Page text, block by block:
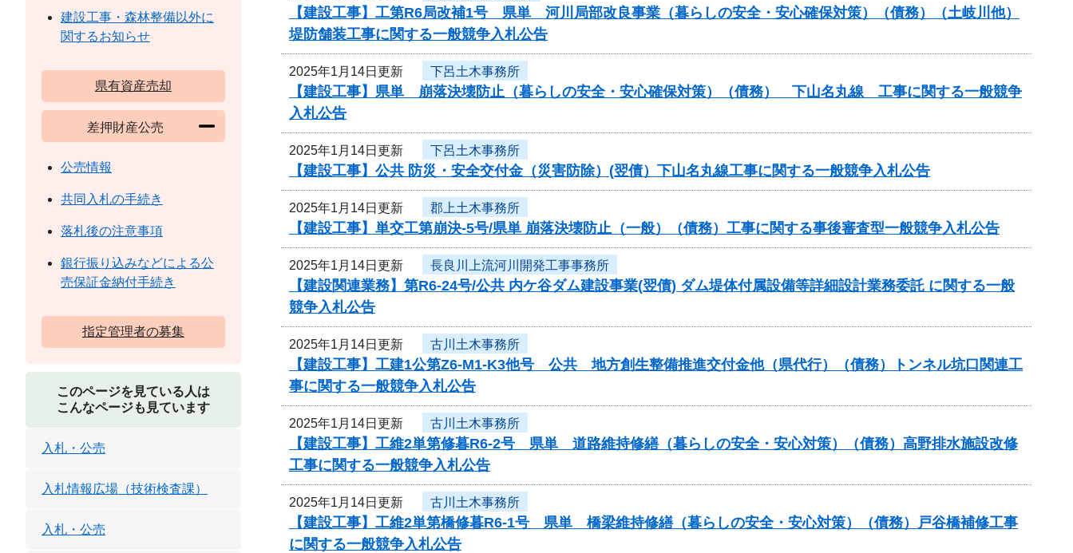
【建設工事】工第R6局改補1号 県単 河川局部改良事業（暮らしの安全・安心確保対策）（債務）（土岐川他）
堤防舗装工事に関する一般競争入札公告
2025年1月14日更新 下呂土木事務所
【建設工事】県単 崩落決壊防止（暮らしの安全・安心確保対策）（債務） 下山名丸線 工事に関する一般競争
入札公告
2025年1月14日更新 下呂土木事務所
【建設工事】公共 防災・安全交付金（災害防除）(翌債）下山名丸線工事に関する一般競争入札公告
2025年1月14日更新 郡上土木事務所
【建設工事】単交工第崩決-5号/県単 崩落決壊防止（一般）（債務）工事に関する事後審査型一般競争入札公告
2025年1月14日更新 長良川上流河川開発工事事務所
【建設関連業務】第R6-24号/公共 内ケ谷ダム建設事業(翌債) ダム堤体付属設備等詳細設計業務委託 に関する一般
競争入札公告
2025年1月14日更新 古川土木事務所
【建設工事】工建1公第Z6-M1-K3他号 公共 地方創生整備推進交付金他（県代行）（債務）トンネル坑口関連工
事に関する一般競争入札公告
2025年1月14日更新 古川土木事務所
【建設工事】工維2単第修暮R6-2号 県単 道路維持修繕（暮らしの安全・安心対策）（債務）高野排水施設改修
工事に関する一般競争入札公告
2025年1月14日更新 古川土木事務所
【建設工事】工維2単第橋修暮R6-1号 県単 橋梁維持修繕（暮らしの安全・安心対策）（債務）戸谷橋補修工事
に関する一般競争入札公告
建設工事・森林整備以外に
関するお知らせ
県有資産売却
差押財産公売
公売情報
共同入札の手続き
落札後の注意事項
銀行振り込みなどによる公
売保証金納付手続き
指定管理者の募集
このページを見ている人は
こんなページも見ています
入札・公売
入札情報広場（技術検査課）
入札・公売